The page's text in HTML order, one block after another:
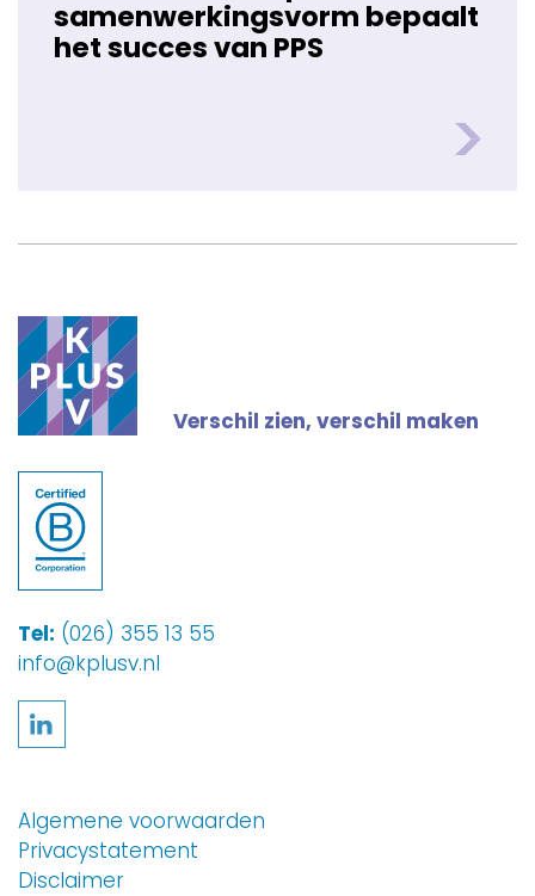
samenwerkingsvorm bepaalt
het succes van PPS
Verschil zien, verschil maken
Tel: (026) 355 13 55
info@kplusv.nl
Algemene voorwaarden
Privacystatement
Disclaimer